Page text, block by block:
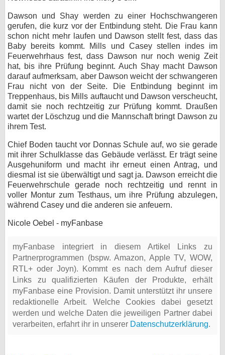
Dawson und Shay werden zu einer Hochschwangeren
gerufen, die kurz vor der Entbindung steht. Die Frau kann
schon nicht mehr laufen und Dawson stellt fest, dass das
Baby bereits kommt. Mills und Casey stellen indes im
Feuerwehrhaus fest, dass Dawson nur noch wenig Zeit
hat, bis ihre Prüfung beginnt. Auch Shay macht Dawson
darauf aufmerksam, aber Dawson weicht der schwangeren
Frau nicht von der Seite. Die Entbindung beginnt im
Treppenhaus, bis Mills auftaucht und Dawson verscheucht,
damit sie noch rechtzeitig zur Prüfung kommt. Draußen
wartet der Löschzug und die Mannschaft bringt Dawson zu
ihrem Test.
Chief Boden taucht vor Donnas Schule auf, wo sie gerade
mit ihrer Schulklasse das Gebäude verlässt. Er trägt seine
Ausgehuniform und macht ihr erneut einen Antrag, und
diesmal ist sie überwältigt und sagt ja. Dawson erreicht die
Feuerwehrschule gerade noch rechtzeitig und rennt in
voller Montur zum Testhaus, um ihre Prüfung abzulegen,
während Casey und die anderen sie anfeuern.
Nicole Oebel - myFanbase
myFanbase integriert in diesem Artikel Links zu
Partnerprogrammen (bspw. Amazon, Apple TV, WOW,
RTL+ oder Joyn). Kommt es nach dem Aufruf dieser
Links zu qualifizierten Käufen der Produkte, erhält
myFanbase eine Provision. Damit unterstützt ihr unsere
redaktionelle Arbeit. Welche Cookies dabei gesetzt
werden und welche Daten die jeweiligen Partner dabei
verarbeiten, erfahrt ihr in unserer Datenschutzerklärung.